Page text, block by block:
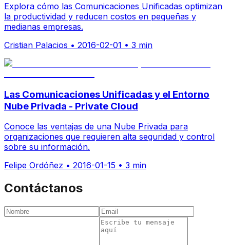
Explora cómo las Comunicaciones Unificadas optimizan
la productividad y reducen costos en pequeñas y
medianas empresas.
Cristian Palacios • 2016-02-01 • 3 min
Las Comunicaciones Unificadas y el Entorno
Nube Privada - Private Cloud
Conoce las ventajas de una Nube Privada para
organizaciones que requieren alta seguridad y control
sobre su información.
Felipe Ordóñez • 2016-01-15 • 3 min
Contáctanos